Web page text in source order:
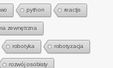
python reactjs
zewnętrzna
robotyka robotyzacja
rozwój osobisty